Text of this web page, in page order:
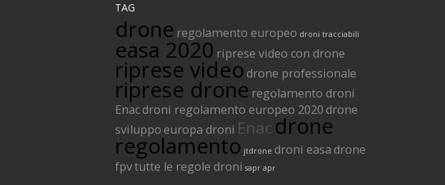
TAG
drone regolamento europeo droni tracciabili
easa 2020 riprese video con drone
riprese video drone professionale
riprese drone regolamento droni
Enacdroni regolamento europeo 2020drone
sviluppo europa droni Enacdrone
regolamento jtdrone droni easadrone
fpvtutte le regole droni sapr apr